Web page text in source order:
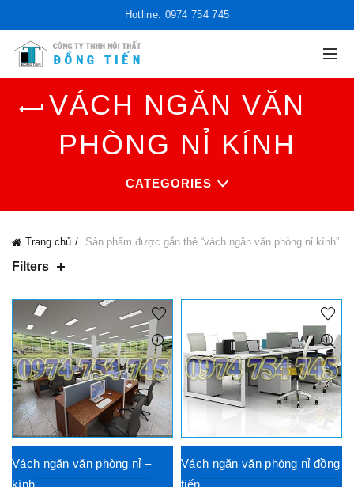
Hotline: 0974 754 745
VÁCH NGĂN VĂN
PHÒNG NỈ KÍNH
CATEGORIES
Trang chủ Sản phẩm được gắn thẻ “vách ngăn văn phòng nỉ kính”
Filters
Vách ngăn văn phòng nỉ –
kính
Vách ngăn văn phòng nỉ đồng
tiến